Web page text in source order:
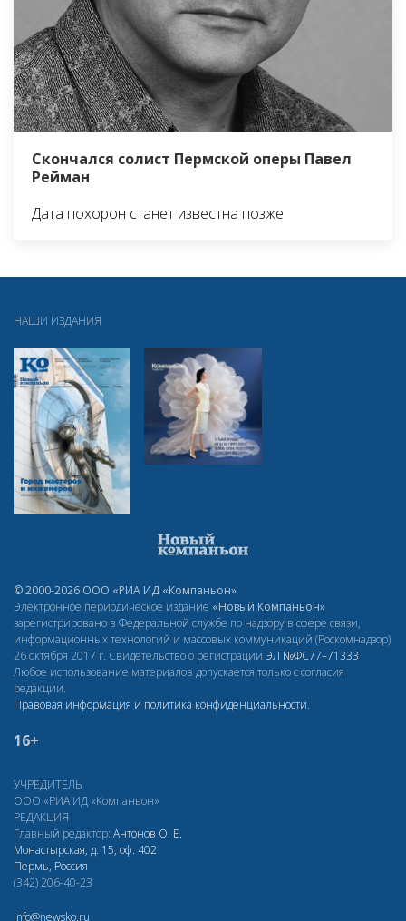
Скончался солист Пермской оперы Павел
Рейман
Дата похорон станет известна позже
НАШИ ИЗДАНИЯ
© 2000-2026 ООО «РИА ИД «Компаньон»
Электронное периодическое издание «Новый Компаньон»
зарегистрировано в Федеральной службе по надзору в сфере связи,
информационных технологий и массовых коммуникаций (Роскомнадзор)
26 октября 2017 г. Свидетельство о регистрации ЭЛ №ФС77–71333
Любое использование материалов допускается только с согласия
редакции.
Правовая информация и политика конфиденциальности.
16+
УЧРЕДИТЕЛЬ
ООО «РИА ИД «Компаньон»
РЕДАКЦИЯ
Главный редактор: Антонов О. Е.
Монастырская, д. 15, оф. 402
Пермь, Россия
(342) 206-40-23
info@newsko.ru